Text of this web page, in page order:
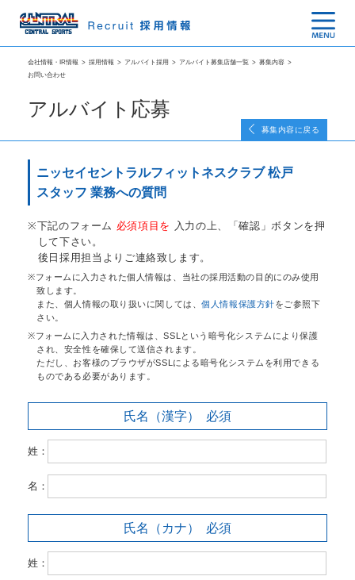
会社情報・IR情報 > 採用情報 > アルバイト採用 > アルバイト募集店舗一覧 > 募集内容 >
お問い合わせ
アルバイト応募
募集内容に戻る
ニッセイセントラルフィットネスクラブ 松戸
スタッフ 業務への質問
下記のフォーム 必須項目を
入力の上、「確認」ボタンを押
して下さい。
後日採用担当よりご連絡致します。
フォームに入力された個人情報は、当社の採用活動の目的にのみ使用
致します。
また、個人情報の取り扱いに関しては、個人情報保護方針をご参照下
さい。
フォームに入力された情報は、SSLという暗号化システムにより保護
され、安全性を確保して送信されます。
ただし、お客様のブラウザがSSLによる暗号化システムを利用できる
ものである必要があります。
氏名（漢字） 必須
姓：
名：
氏名（カナ） 必須
姓：